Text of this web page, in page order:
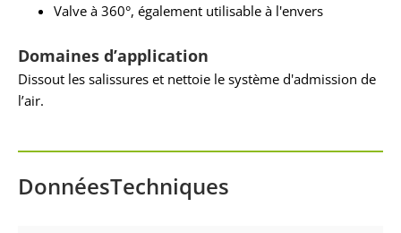
Valve à 360°, également utilisable à l'envers
Domaines d’application
Dissout les salissures et nettoie le système d'admission de
l’air.
DonnéesTechniques